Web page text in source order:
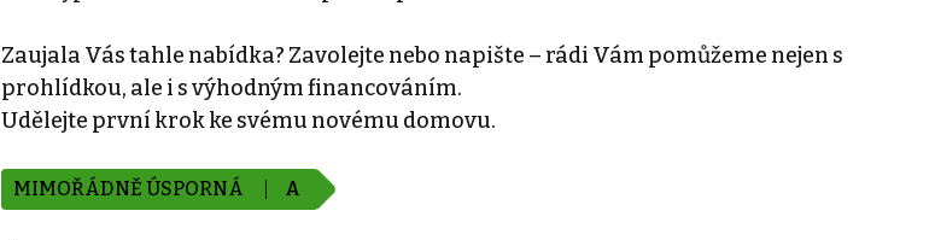
Zaujala Vás tahle nabídka? Zavolejte nebo napište – rádi Vám pomůžeme nejen s
prohlídkou, ale i s výhodným financováním.
Udělejte první krok ke svému novému domovu.
MIMOŘÁDNĚ ÚSPORNÁ A